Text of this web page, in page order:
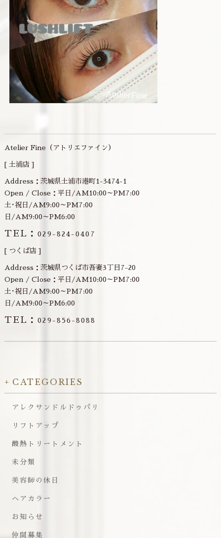
Atelier Fine（アトリエファイン）
[ 土浦店 ]
Address：茨城県土浦市港町1-3474-1
Open / Close：平日/AM10:00～PM7:00
土･祝日/AM9:00～PM7:00
日/AM9:00～PM6:00
TEL：029-824-0407
[ つくば店 ]
Address：茨城県つくば市吾妻3丁目7-20
Open / Close：平日/AM10:00～PM7:00
土･祝日/AM9:00～PM7:00
日/AM9:00～PM6:00
TEL：029-856-8088
CATEGORIES
アレクサンドルドゥパリ
リフトアップ
酸熱トリートメント
未分類
美容師の休日
ヘアカラー
お知らせ
仲間募集